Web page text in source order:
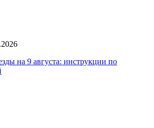
на 9 августа: инструкции по